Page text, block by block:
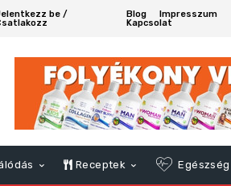
be /
Blog
Impresszum
Kapcsolat
Receptek Egészség